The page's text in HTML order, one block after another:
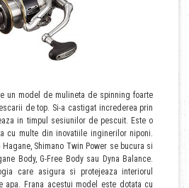
un model de mulineta de spinning foarte
de top. Si-a castigat increderea prin
in timpul sesiunilor de pescuit. Este o
cu multe din inovatiile inginerilor niponi.
Shimano Twin Power se bucura si
Body, G-Free Body sau Dyna Balance.
care asigura si protejeaza interiorul
apa. Frana acestui model este dotata cu